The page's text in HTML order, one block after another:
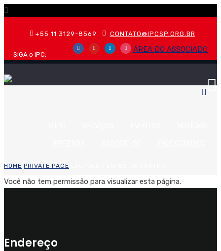
+55 11 3129-8569 CONTATO@IPCSP.ORG.BR
SIGA o IPC:
ÁREA DO ASSOCIADO
HOME PRIVATE PAGE
Você não tem permissão para visualizar esta página.
Endereço